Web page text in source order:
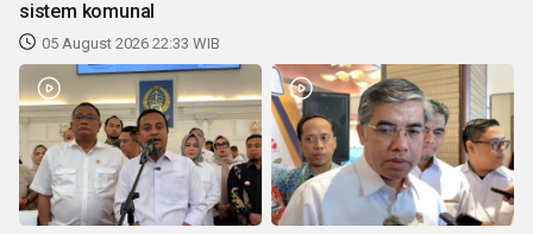
sistem komunal
05 August 2026 22:33 WIB